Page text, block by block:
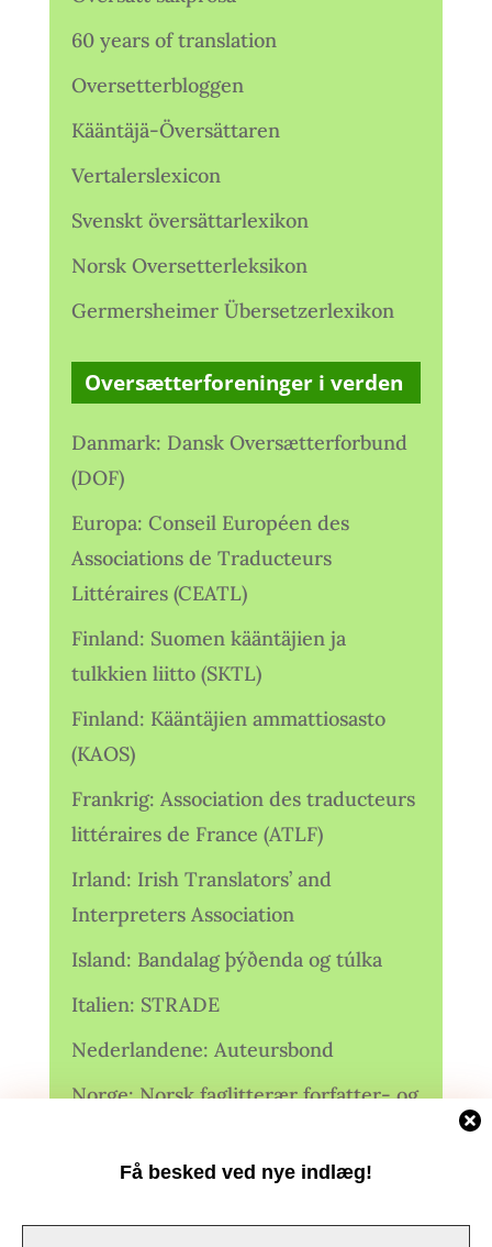
Få besked ved nye indlæg!
60 years of translation
Oversetterbloggen
Kääntäjä-Översättaren
Vertalerslexicon
Svenskt översättarlexikon
Norsk Oversetterleksikon
Germersheimer Übersetzerlexikon
Oversætterforeninger i verden
Danmark: Dansk Oversætterforbund
(DOF)
Europa: Conseil Européen des
Associations de Traducteurs
Littéraires (CEATL)
Finland: Suomen kääntäjien ja
tulkkien liitto (SKTL)
Finland: Kääntäjien ammattiosasto
(KAOS)
Frankrig: Association des traducteurs
littéraires de France (ATLF)
Irland: Irish Translators’ and
Interpreters Association
Island: Bandalag þýðenda og túlka
Italien: STRADE
Nederlandene: Auteursbond
Norge: Norsk faglitterær forfatter- og
Norge: Norsk Oversetterforening
Polen: Stowarzyszenie Tłumaczy